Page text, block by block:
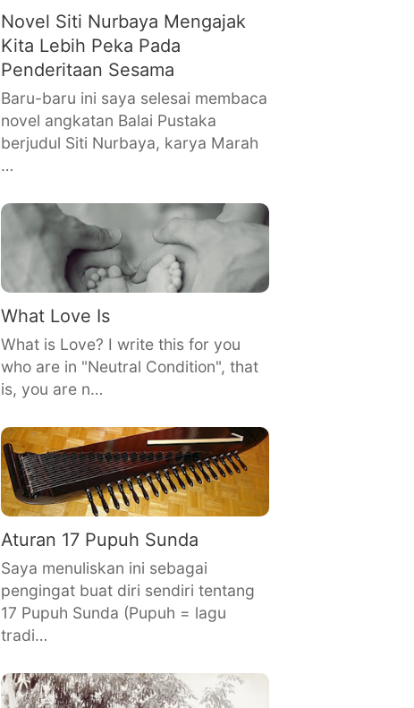
Novel Siti Nurbaya Mengajak
Kita Lebih Peka Pada
Penderitaan Sesama
Baru-baru ini saya selesai membaca
novel angkatan Balai Pustaka
berjudul Siti Nurbaya, karya Marah
…
What Love Is
What is Love? I write this for you
who are in "Neutral Condition", that
is, you are n…
Aturan 17 Pupuh Sunda
Saya menuliskan ini sebagai
pengingat buat diri sendiri tentang
17 Pupuh Sunda (Pupuh = lagu
tradi…